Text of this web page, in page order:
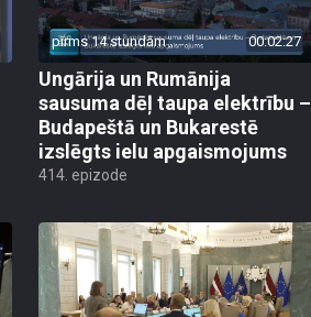
pirms 14 stundām 00:02:27
Ungārija un Rumānija
sausuma dēļ taupa elektrību –
Budapeštā un Bukarestē
izslēgts ielu apgaismojums
414. epizode